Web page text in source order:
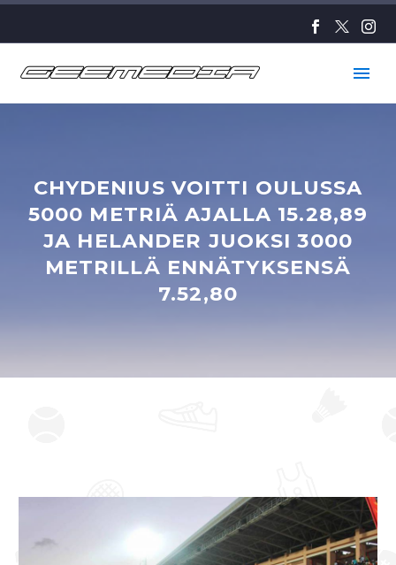
CHYDENIUS VOITTI OULUSSA
5000 METRIÄ AJALLA 15.28,89
JA HELANDER JUOKSI 3000
METRILLÄ ENNÄTYKSENSÄ
7.52,80